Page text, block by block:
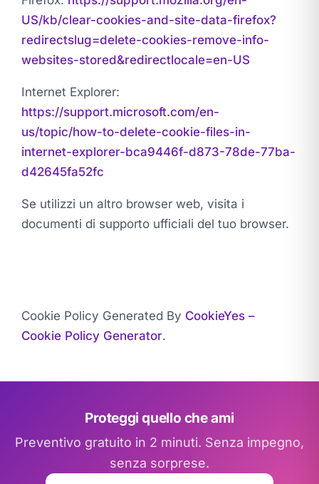
US/kb/clear-cookies-and-site-data-firefox?
redirectslug=delete-cookies-remove-info-
websites-stored&redirectlocale=en-US
Internet Explorer:
https://support.microsoft.com/en-
us/topic/how-to-delete-cookie-files-in-
internet-explorer-bca9446f-d873-78de-77ba-
d42645fa52fc
Se utilizzi un altro browser web, visita i
documenti di supporto ufficiali del tuo browser.
Cookie Policy Generated By CookieYes –
Cookie Policy Generator.
Proteggi quello che ami
Preventivo gratuito in 2 minuti. Senza impegno,
senza sorprese.